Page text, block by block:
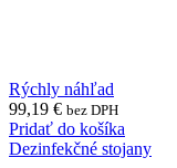
Rýchly náhľad
99,19 € bez DPH
Pridať do košíka
Dezinfekčné stojany